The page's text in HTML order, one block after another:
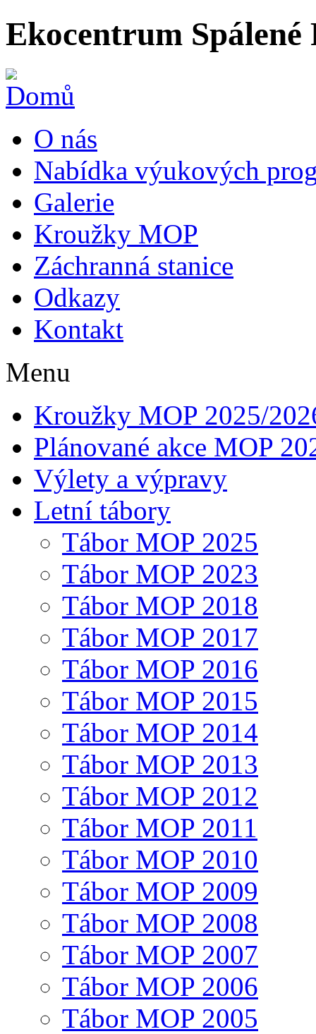
Ekocentrum Spálené
O nás
Nabídka výukových
Galerie
Kroužky MOP
Záchranná stanice
Odkazy
Kontakt
Menu
Kroužky MOP 2025/
Plánované akce MOP
Výlety a výpravy
Letní tábory
Tábor MOP 2025
Tábor MOP 2023
Tábor MOP 2018
Tábor MOP 2017
Tábor MOP 2016
Tábor MOP 2015
Tábor MOP 2014
Tábor MOP 2013
Tábor MOP 2012
Tábor MOP 2011
Tábor MOP 2010
Tábor MOP 2009
Tábor MOP 2008
Tábor MOP 2007
Tábor MOP 2006
Tábor MOP 2005